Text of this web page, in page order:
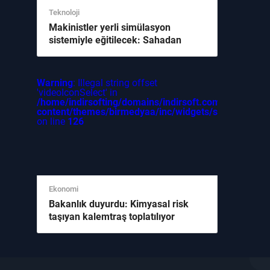
Teknoloji
Makinistler yerli simülasyon
sistemiyle eğitilecek: Sahadan
Warning: Illegal string offset
'videoIconSelect' in
/home/indirsofting/domains/indirsoft.com/
content/themes/birmedyaa/inc/widgets/sidebar/
on line 126
Ekonomi
Bakanlık duyurdu: Kimyasal risk
taşıyan kalemtraş toplatılıyor